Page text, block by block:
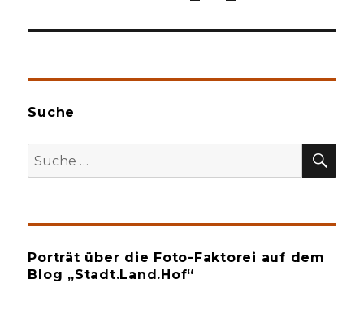
Suche
Suche
nach:
Porträt über die Foto-Faktorei auf dem
Blog „Stadt.Land.Hof“